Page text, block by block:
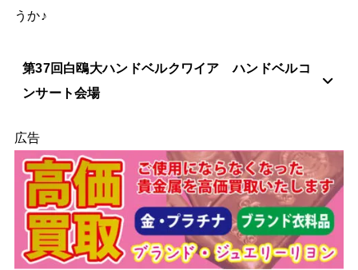
うか♪
第37回白鴎大ハンドベルクワイア ハンドベルコ
ンサート会場
広告